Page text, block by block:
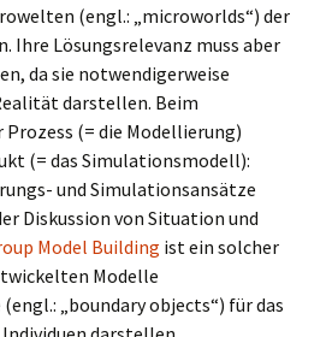
(engl.: „microworlds“) der
Ihre Lösungsrelevanz muss aber
da sie notwendigerweise
darstellen. Beim
Prozess (= die Modellierung)
(= das Simulationsmodell):
und Simulationsansätze
Diskussion von Situation und
Model Building ist ein solcher
Modelle
„boundary objects“) für das